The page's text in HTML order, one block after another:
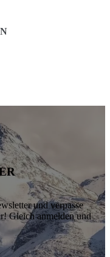
und verpasse
Gleich anmelden und